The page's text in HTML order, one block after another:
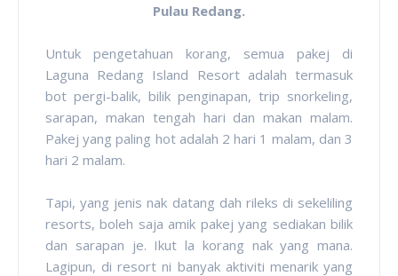
Pulau Redang.
Untuk pengetahuan korang, semua pakej di
Laguna Redang Island Resort adalah termasuk
bot pergi-balik, bilik penginapan, trip snorkeling,
sarapan, makan tengah hari dan makan malam.
Pakej yang paling hot adalah 2 hari 1 malam, dan 3
hari 2 malam.
Tapi, yang jenis nak datang dah rileks di sekeliling
resorts, boleh saja amik pakej yang sediakan bilik
dan sarapan je. Ikut la korang nak yang mana.
Lagipun, di resort ni banyak aktiviti menarik yang